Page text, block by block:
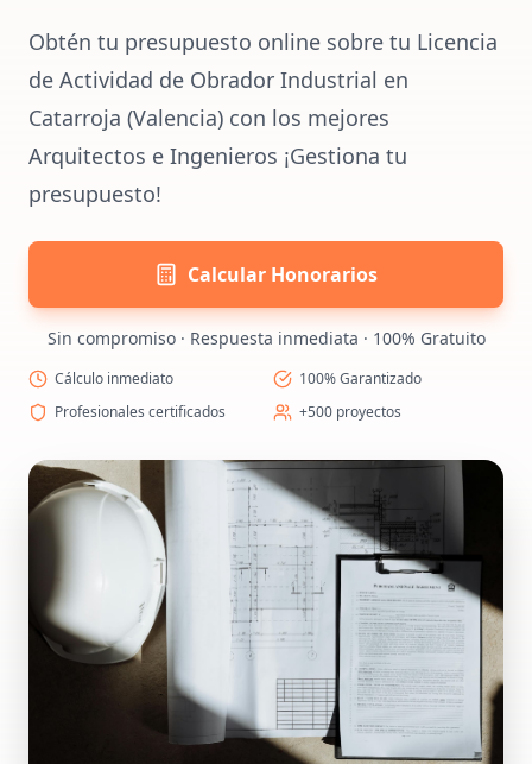
Obtén tu presupuesto online sobre tu Licencia
de Actividad de Obrador Industrial en
Catarroja (Valencia) con los mejores
Arquitectos e Ingenieros ¡Gestiona tu
presupuesto!
Calcular Honorarios
Sin compromiso · Respuesta inmediata · 100% Gratuito
Cálculo inmediato
100% Garantizado
Profesionales certificados
+500 proyectos